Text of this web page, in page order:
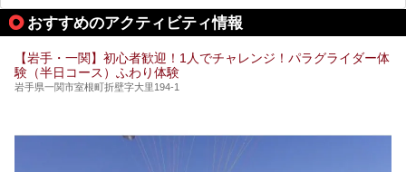
おすすめのアクティビティ情報
【岩手・一関】初心者歓迎！1人でチャレンジ！パラグライダー体
験（半日コース）ふわり体験
岩手県一関市室根町折壁字大里194-1